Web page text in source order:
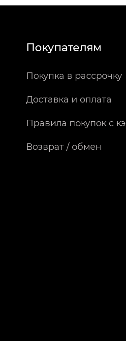
Покупателям
Покупка в рассрочку
Доставка и оплата
Правила покупок с
Возврат / обмен